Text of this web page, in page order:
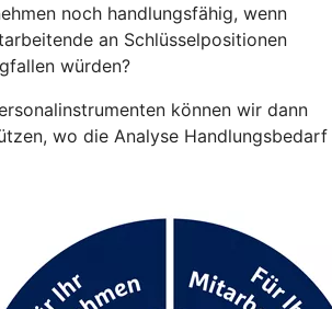
noch handlungsfähig, wenn
an Schlüsselpositionen
würden?
können wir dann
wo die Analyse Handlungsbedarf